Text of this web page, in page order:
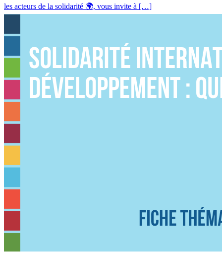
les acteurs de la solidarité 🌍, vous invite à […]